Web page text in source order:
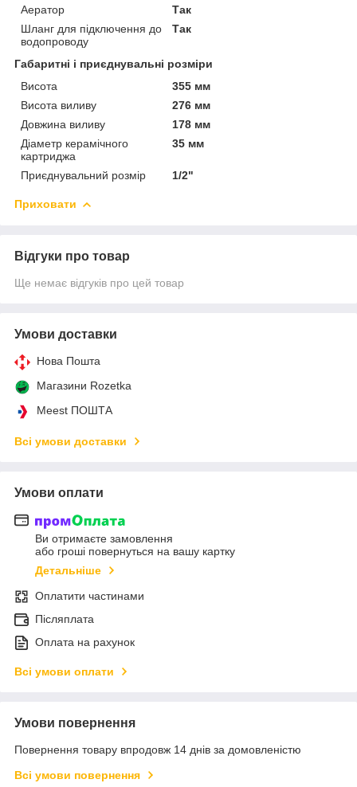
Аератор
Так
Шланг для підключення до
водопроводу
Так
Габаритні і приєднувальні розміри
Висота
355 мм
Висота виливу
276 мм
Довжина виливу
178 мм
Діаметр керамічного
картриджа
35 мм
Приєднувальний розмір 1/2"
Приховати
Відгуки про товар
Ще немає відгуків про цей товар
Умови доставки
Нова Пошта
Магазини Rozetka
Meest ПОШТА
Всі умови доставки
Умови оплати
Ви отримаєте замовлення
або гроші повернуться на вашу картку
Детальніше
Оплатити частинами
Післяплата
Оплата на рахунок
Всі умови оплати
Умови повернення
Повернення товару впродовж 14 днів за домовленістю
Всі умови повернення